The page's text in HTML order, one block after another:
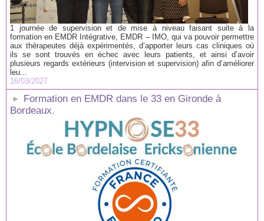
1 journée de supervision et de mise à niveau faisant suite à la
formation en EMDR Intégrative, EMDR – IMO, qui va pouvoir permettre
aux thérapeutes déjà expérimentés, d’apporter leurs cas cliniques où
ils se sont trouvés en échec avec leurs patients, et ainsi d’avoir
plusieurs regards extérieurs (intervision et supervision) afin d’améliorer
leu...
16/03/2027
Formation en EMDR dans le 33 en Gironde à
Bordeaux.